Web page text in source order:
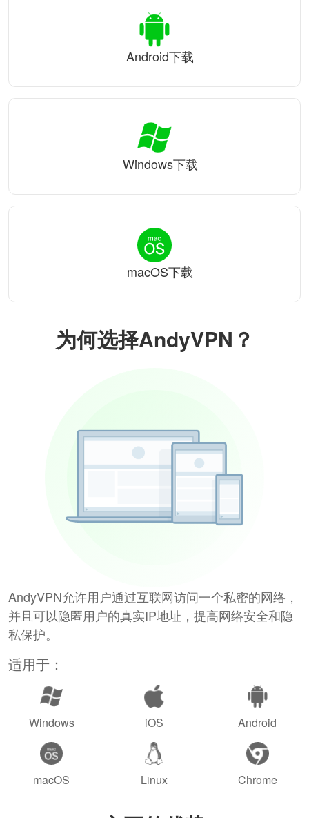
为何选择AndyVPN？
AndyVPN允许用户通过互联网访问一个私密的网络，
并且可以隐匿用户的真实IP地址，提高网络安全和隐
私保护。
适用于：
Windows iOS Android
macOS Linux Chrome
Android下载
Windows下载
macOS下载